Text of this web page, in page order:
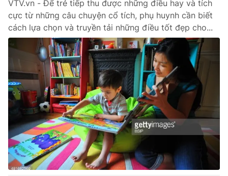
Xã hội
Pháp luật
Y tế
Thế giới
Tin tức
Thế giới đó đây
Câu chuyện quốc tế
Kinh tế
Tài chính
Thị trường
Dữ liệu và đời sống
VTV.vn - Để trẻ tiếp thu được những điều hay và tích
cực từ những câu chuyện cổ tích, phụ huynh cần biết
cách lựa chọn và truyền tải những điều tốt đẹp cho...